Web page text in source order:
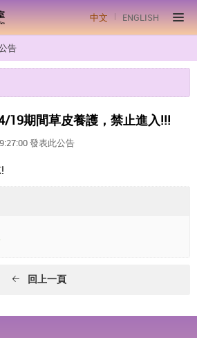
中文 ENGLISH
告
19期間草皮養護，禁止進入!!!
發表此公告
回上一頁